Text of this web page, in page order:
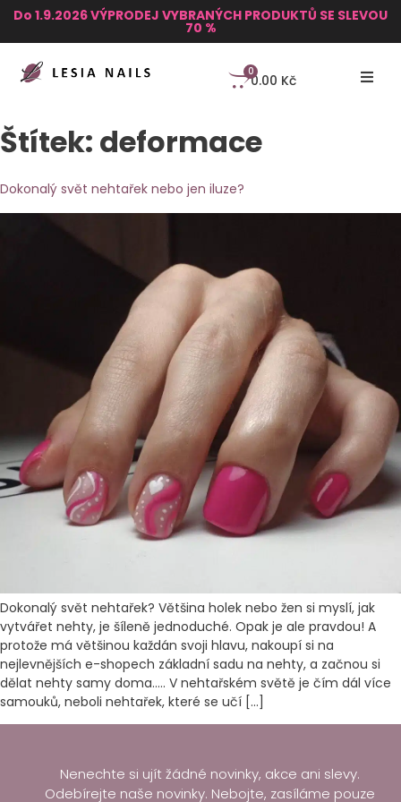
Do 1.9.2026 VÝPRODEJ VYBRANÝCH PRODUKTŮ SE SLEVOU
70 %
0.00 Kč
0
Štítek: deformace
Dokonalý svět nehtařek nebo jen iluze?
Dokonalý svět nehtařek? Většina holek nebo žen si myslí, jak
vytvářet nehty, je šíleně jednoduché. Opak je ale pravdou! A
protože má většinou každán svoji hlavu, nakoupí si na
nejlevnějších e-shopech základní sadu na nehty, a začnou si
dělat nehty samy doma….. V nehtařském světě je čím dál více
samouků, neboli nehtařek, které se učí […]
Nenechte si ujít žádné novinky, akce ani slevy.
Odebírejte naše novinky. Nebojte, zasíláme pouze